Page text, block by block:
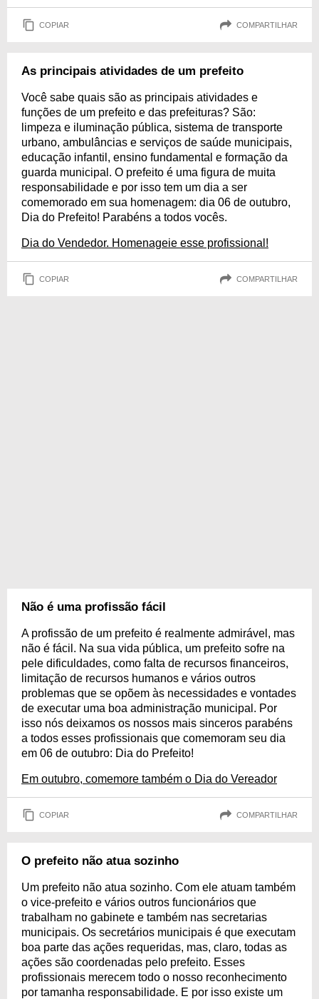
COPIAR COMPARTILHAR
As principais atividades de um prefeito
Você sabe quais são as principais atividades e
funções de um prefeito e das prefeituras? São:
limpeza e iluminação pública, sistema de transporte
urbano, ambulâncias e serviços de saúde municipais,
educação infantil, ensino fundamental e formação da
guarda municipal. O prefeito é uma figura de muita
responsabilidade e por isso tem um dia a ser
comemorado em sua homenagem: dia 06 de outubro,
Dia do Prefeito! Parabéns a todos vocês.
Dia do Vendedor. Homenageie esse profissional!
COPIAR COMPARTILHAR
Não é uma profissão fácil
A profissão de um prefeito é realmente admirável, mas
não é fácil. Na sua vida pública, um prefeito sofre na
pele dificuldades, como falta de recursos financeiros,
limitação de recursos humanos e vários outros
problemas que se opõem às necessidades e vontades
de executar uma boa administração municipal. Por
isso nós deixamos os nossos mais sinceros parabéns
a todos esses profissionais que comemoram seu dia
em 06 de outubro: Dia do Prefeito!
Em outubro, comemore também o Dia do Vereador
COPIAR COMPARTILHAR
O prefeito não atua sozinho
Um prefeito não atua sozinho. Com ele atuam também
o vice-prefeito e vários outros funcionários que
trabalham no gabinete e também nas secretarias
municipais. Os secretários municipais é que executam
boa parte das ações requeridas, mas, claro, todas as
ações são coordenadas pelo prefeito. Esses
profissionais merecem todo o nosso reconhecimento
por tamanha responsabilidade. E por isso existe um